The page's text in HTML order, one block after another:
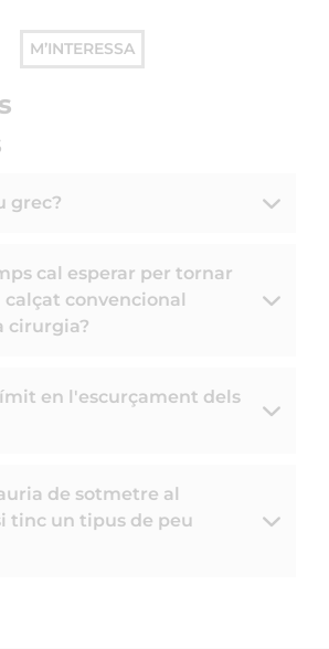
M’INTERESSA
grec?
cal esperar per tornar
calçat convencional
cirurgia?
en l'escurçament dels
de sotmetre al
tinc un tipus de peu